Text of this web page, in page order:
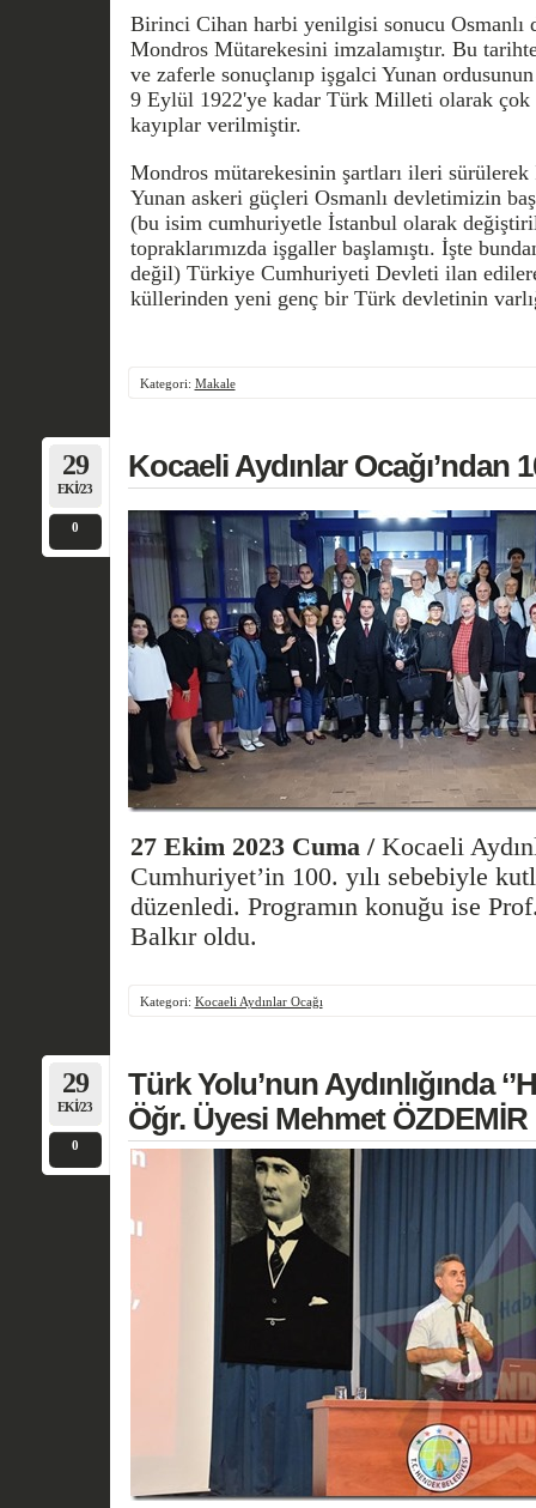
Birinci Cihan harbi yenilgisi sonucu Osmanlı
Mondros Mütarekesini imzalamıştır. Bu
ve zaferle sonuçlanıp işgalci Yunan
9 Eylül 1922'ye kadar Türk Milleti olarak çok
kayıplar verilmiştir.
Mondros mütarekesinin şartları ileri
Yunan askeri güçleri Osmanlı devletimizin
(bu isim cumhuriyetle İstanbul olarak
topraklarımızda işgaller başlamıştı. İşte
değil) Türkiye Cumhuriyeti Devleti ilan
küllerinden yeni genç bir Türk devletinin
Kategori: Makale
29
EKI/23
0
Kocaeli Aydınlar Ocağı’ndan
27 Ekim 2023 Cuma /Kocaeli
Cumhuriyet’in 100. yılı sebebiyle
düzenledi. Programın konuğu ise
Balkır oldu.
Kategori: Kocaeli Aydınlar Ocağı
29
EKI/23
0
Türk Yolu’nun Aydınlığında
Öğr. Üyesi Mehmet ÖZDEMİR